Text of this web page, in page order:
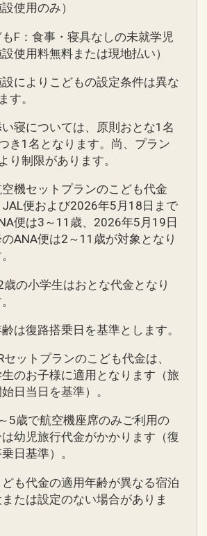
設使用のみ）
もF：食事・寝具なしの未就学児
設使用料無料または現地払い）
によりこどもの設定条件は異な
す。
寝については、原則おとな1名
き1名となります。尚、プラン
り制限があります。
空機セットプランのこども代金
JAL便および2026年5月18日まで
便は3～11歳、2026年5月19日
ANA便は2～11歳が対象となり
の小学生はおとな代金となり
は復路搭乗日を基準とします。
セットプランのこども代金は、
のお子様に適用となります（旅
日当日を基準）。
5歳で航空機座席のみご利用の
幼児旅行代金がかかります（復
日基準）。
も代金の適用年齢が異なる宿泊
たは設定のない場合がありま